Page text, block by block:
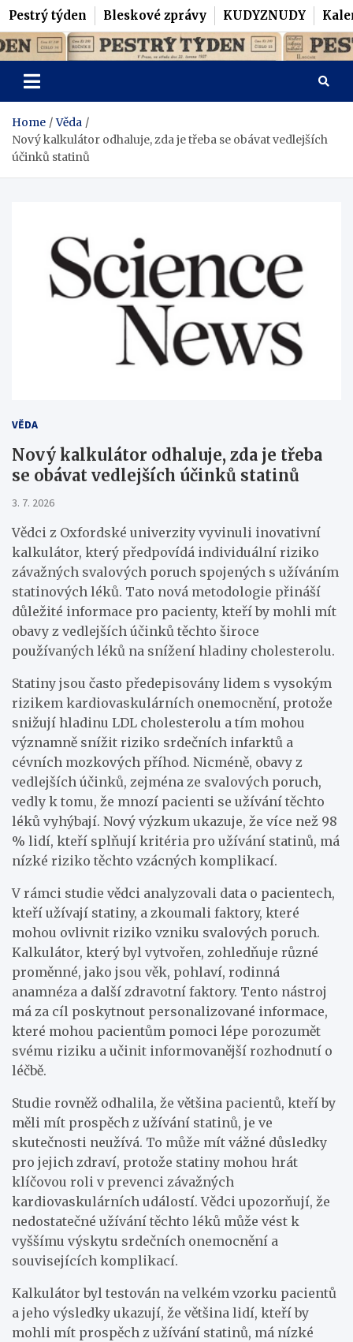
Pestrý týden Bleskové zprávy KUDYZNUDY
Skip
to
content
Pestrý Týden
Home
Věda
Nový kalkulátor odhaluje, zda je třeba se obávat vedlejších
účinků statinů
VĚDA
Nový kalkulátor odhaluje, zda je třeba
se obávat vedlejších účinků statinů
3. 7. 2026
Vědci z Oxfordské univerzity vyvinuli inovativní
kalkulátor, který předpovídá individuální riziko
závažných svalových poruch spojených s užíváním
statinových léků. Tato nová metodologie přináší
důležité informace pro pacienty, kteří by mohli mít
obavy z vedlejších účinků těchto široce
používaných léků na snížení hladiny cholesterolu.
Statiny jsou často předepisovány lidem s vysokým
rizikem kardiovaskulárních onemocnění, protože
snižují hladinu LDL cholesterolu a tím mohou
významně snížit riziko srdečních infarktů a
cévních mozkových příhod. Nicméně, obavy z
vedlejších účinků, zejména ze svalových poruch,
vedly k tomu, že mnozí pacienti se užívání těchto
léků vyhýbají. Nový výzkum ukazuje, že více než 98
% lidí, kteří splňují kritéria pro užívání statinů, má
nízké riziko těchto vzácných komplikací.
V rámci studie vědci analyzovali data o pacientech,
kteří užívají statiny, a zkoumali faktory, které
mohou ovlivnit riziko vzniku svalových poruch.
Kalkulátor, který byl vytvořen, zohledňuje různé
proměnné, jako jsou věk, pohlaví, rodinná
anamnéza a další zdravotní faktory. Tento nástroj
má za cíl poskytnout personalizované informace,
které mohou pacientům pomoci lépe porozumět
svému riziku a učinit informovanější rozhodnutí o
léčbě.
Studie rovněž odhalila, že většina pacientů, kteří by
měli mít prospěch z užívání statinů, je ve
skutečnosti neužívá. To může mít vážné důsledky
pro jejich zdraví, protože statiny mohou hrát
klíčovou roli v prevenci závažných
kardiovaskulárních událostí. Vědci upozorňují, že
nedostatečné užívání těchto léků může vést k
vyššímu výskytu srdečních onemocnění a
souvisejících komplikací.
Kalkulátor byl testován na velkém vzorku pacientů
a jeho výsledky ukazují, že většina lidí, kteří by
mohli mít prospěch z užívání statinů, má nízké